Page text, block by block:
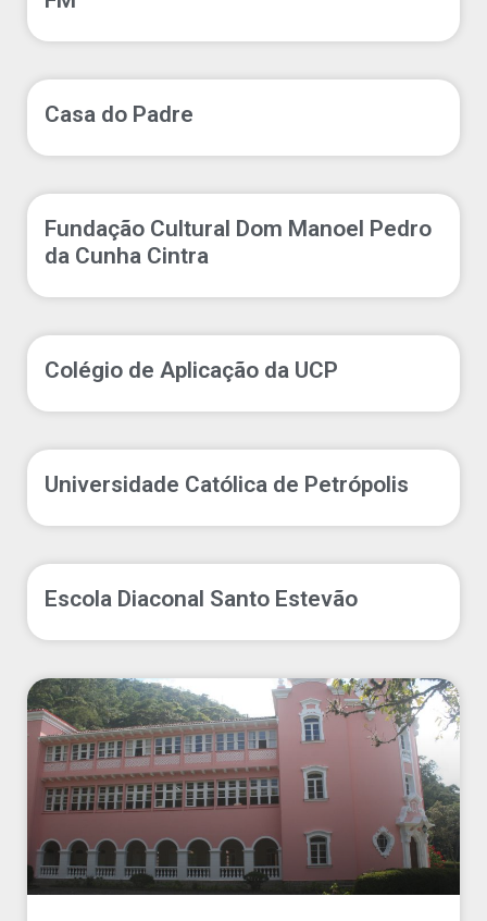
Casa do Padre
Fundação Cultural Dom Manoel Pedro
da Cunha Cintra
Colégio de Aplicação da UCP
Universidade Católica de Petrópolis
Escola Diaconal Santo Estevão